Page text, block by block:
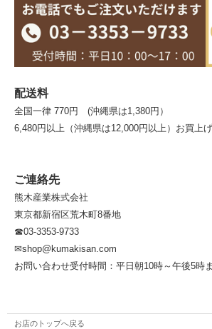
配送料
全国一律 770円 (沖縄県は1,380円）
6,480円以上（沖縄県は12,000円以上）お買上
ご連絡先
熊木産業株式会社
東京都新宿区荒木町8番地
☎03-3353-9733
✉shop@kumakisan.com
お問い合わせ受付時間：平日朝10時～午後5時
お店のトップへ戻る